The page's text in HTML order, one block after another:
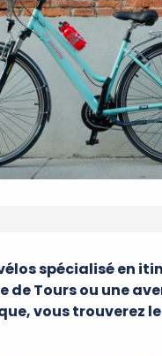
spécialisé en
de Tours ou une
vous trouverez